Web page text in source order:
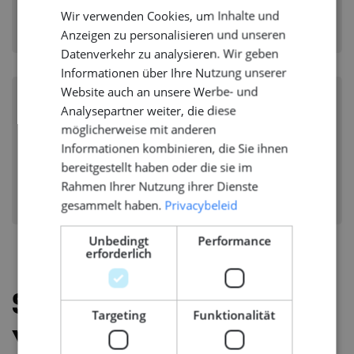
Branche:
Yachtbau
Disziplinen:
Mechanical Equipment
Project Engineer - Exterior,
Outfitting - Superyachts
KAAG, NIEDERLANDE
Branche:
Yachtbau
Exterior
Stellenangebote
Yachtbau
ENGLISH
Wir verwenden Cookies, um Inhalte und
Anzeigen zu personalisieren und unseren
Datenverkehr zu analysieren. Wir geben
Informationen über Ihre Nutzung unserer
Website auch an unsere Werbe- und
Analysepartner weiter, die diese
möglicherweise mit anderen
Informationen kombinieren, die Sie ihnen
bereitgestellt haben oder die sie im
Rahmen Ihrer Nutzung ihrer Dienste
gesammelt haben. Privacybeleid
Unbedingt
erforderlich
Performance
Targeting Funktionalität